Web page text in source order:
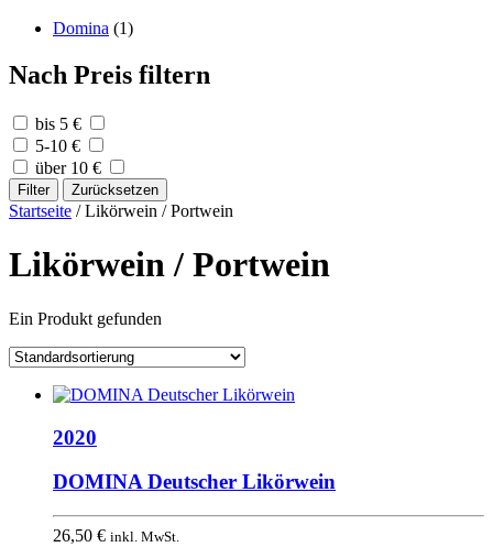
Domina (1)
Nach Preis filtern
bis 5 €
5-10 €
über 10 €
Filter Zurücksetzen
Startseite / Likörwein / Portwein
Likörwein / Portwein
Ein Produkt gefunden
2020
DOMINA Deutscher Likörwein
26,50 € inkl. MwSt.